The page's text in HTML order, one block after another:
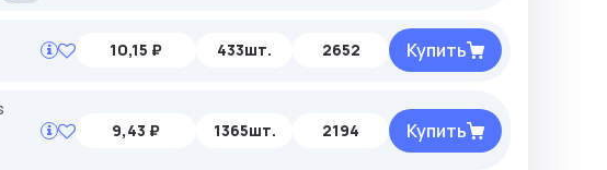
10,15 ₽ 433шт. 2652 Купить
9,43 ₽ 1365шт. 2194 Купить